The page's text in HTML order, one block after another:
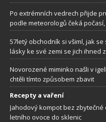
Po extrémních vedrech přijde
podle meteorologů čeká
57letý obchodník si všiml, jak
lásky ke své zemi se jich ihned
Novorozené miminko našli v
chtěli tímto způsobem zbavit
Recepty a vaření
Jahodový kompot bez
letního ovoce do sklenic